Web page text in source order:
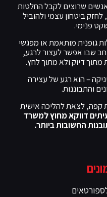
שרוצים לקבל החלטות
ביטחון עצמי ולהוביל
פנימי.
גופנית מותאמת או מפגשי
שבו אפשר לעצור לרגע,
דיוק ולא מתוך לחץ.
– הוא רגע של עצירה
והתבוננות.
קפה, לצאת להליכה אישית
דווקא מחוץ למשרד
החשובות ביותר.